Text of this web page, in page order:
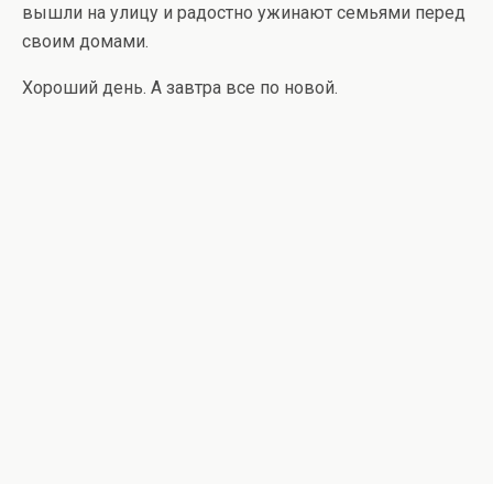
вышли на улицу и радостно ужинают семьями перед
своим домами.
Хороший день. А завтра все по новой.